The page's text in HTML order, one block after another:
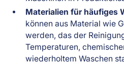
Materialien für häufiges
können aus Material wie
werden, das der
Temperaturen,
wiederholtem Waschen